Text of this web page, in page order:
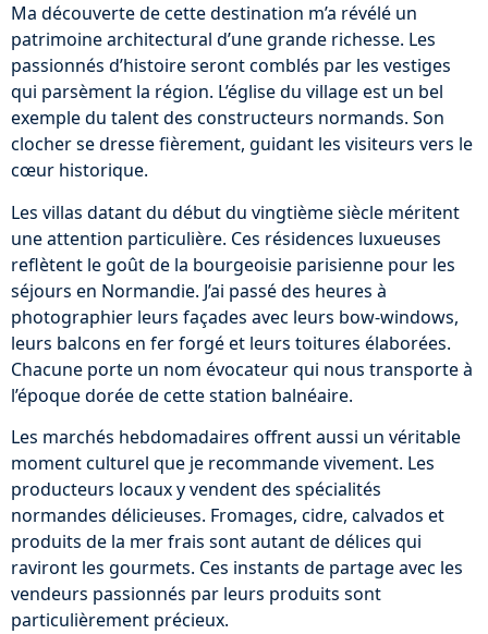
Ma découverte de cette destination m’a révélé un
patrimoine architectural d’une grande richesse. Les
passionnés d’histoire seront comblés par les vestiges
qui parsèment la région. L’église du village est un bel
exemple du talent des constructeurs normands. Son
clocher se dresse fièrement, guidant les visiteurs vers le
cœur historique.
Les villas datant du début du vingtième siècle méritent
une attention particulière. Ces résidences luxueuses
reflètent le goût de la bourgeoisie parisienne pour les
séjours en Normandie. J’ai passé des heures à
photographier leurs façades avec leurs bow-windows,
leurs balcons en fer forgé et leurs toitures élaborées.
Chacune porte un nom évocateur qui nous transporte à
l’époque dorée de cette station balnéaire.
Les marchés hebdomadaires offrent aussi un véritable
moment culturel que je recommande vivement. Les
producteurs locaux y vendent des spécialités
normandes délicieuses. Fromages, cidre, calvados et
produits de la mer frais sont autant de délices qui
raviront les gourmets. Ces instants de partage avec les
vendeurs passionnés par leurs produits sont
particulièrement précieux.